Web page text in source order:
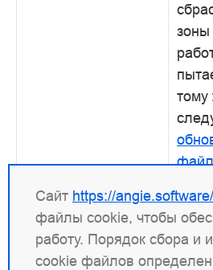
зоны
тому
кэша.
Сайт https://angie.software/
файлы cookie, чтобы
работу. Порядок сбора и
cookie файлов